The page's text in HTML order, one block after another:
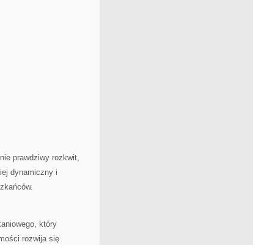
prawdziwy rozkwit,
dynamiczny i‍
który
⁤rozwija się